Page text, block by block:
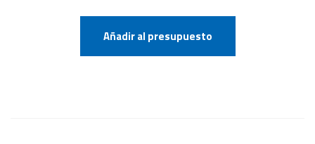
Añadir al presupuesto